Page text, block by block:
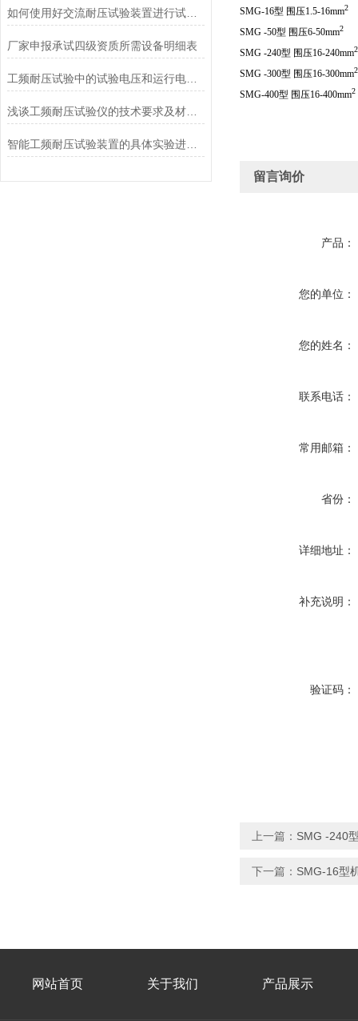
如何使用好交流耐压试验装置进行试验呢？
厂家申报承试四级资质所需设备明细表
工频耐压试验中的试验电压和运行电压的区别
浅谈工频耐压试验仪的技术要求及材料选用
智能工频耐压试验装置的具体实验进行结构分析
SMG-16型 围压1.5-16mm2
SMG -50型 围压6-50mm2
SMG -240型 围压16-240mm2
SMG -300型 围压16-300mm2
SMG-400型 围压16-400mm2
留言询价
产品：
您的单位：
您的姓名：
联系电话：
常用邮箱：
省份：
详细地址：
补充说明：
验证码：
上一篇： SMG -240
下一篇： SMG-16型
网站首页 关于我们 产品展示